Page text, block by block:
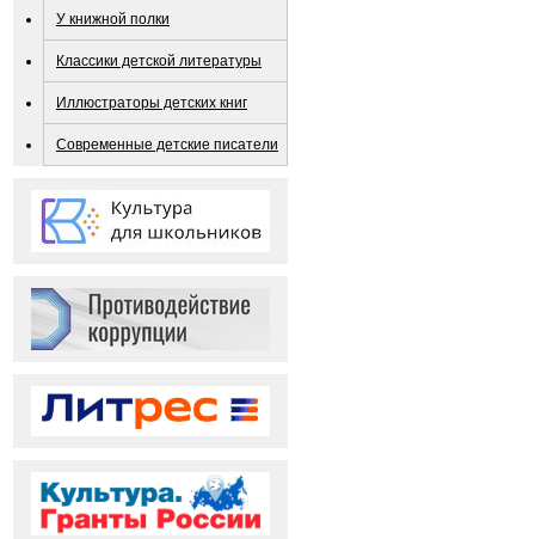
У книжной полки
Классики детской литературы
Иллюстраторы детских книг
Современные детские писатели